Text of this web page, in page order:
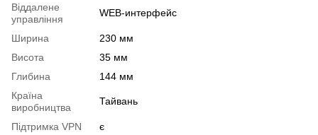
Віддалене
управління
WEB-интерфейс
Ширина
230 мм
Висота
35 мм
Глибина
144 мм
Країна
виробництва
Тайвань
Підтримка VPN
є